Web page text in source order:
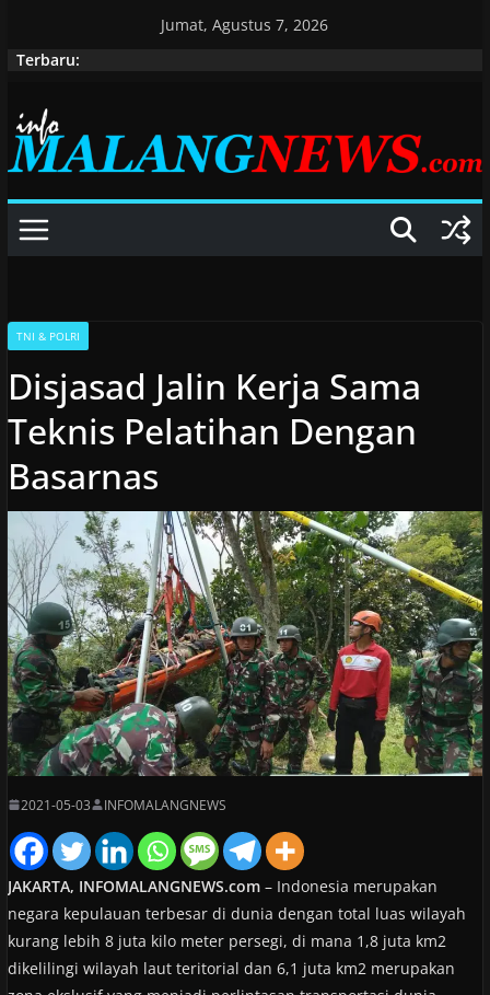
Jumat, Agustus 7, 2026
Terbaru:
TNI & POLRI
Disjasad Jalin Kerja Sama
Teknis Pelatihan Dengan
Basarnas
2021-05-03 INFOMALANGNEWS
JAKARTA, INFOMALANGNEWS.com– Indonesia merupakan
negara kepulauan terbesar di dunia dengan total luas wilayah
kurang lebih 8 juta kilo meter persegi, di mana 1,8 juta km2
dikelilingi wilayah laut teritorial dan 6,1 juta km2 merupakan